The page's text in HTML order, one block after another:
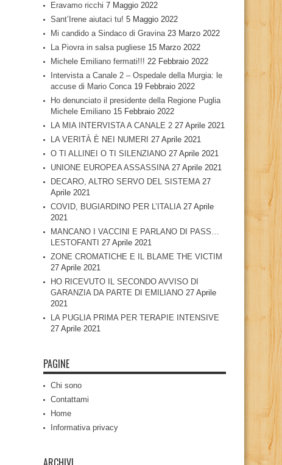
Eravamo ricchi 7 Maggio 2022
Sant’Irene aiutaci tu! 5 Maggio 2022
Mi candido a Sindaco di Gravina 23 Marzo 2022
La Piovra in salsa pugliese 15 Marzo 2022
Michele Emiliano fermati!!! 22 Febbraio 2022
Intervista a Canale 2 – Ospedale della Murgia: le
accuse di Mario Conca 19 Febbraio 2022
Ho denunciato il presidente della Regione Puglia
Michele Emiliano 15 Febbraio 2022
LA MIA INTERVISTA A CANALE 2 27 Aprile 2021
LA VERITÀ È NEI NUMERI 27 Aprile 2021
O TI ALLINEI O TI SILENZIANO 27 Aprile 2021
UNIONE EUROPEA ASSASSINA 27 Aprile 2021
DECARO, ALTRO SERVO DEL SISTEMA 27
Aprile 2021
COVID, BUGIARDINO PER L’ITALIA 27 Aprile
2021
MANCANO I VACCINI E PARLANO DI PASS…
LESTOFANTI 27 Aprile 2021
ZONE CROMATICHE E IL BLAME THE VICTIM
27 Aprile 2021
HO RICEVUTO IL SECONDO AVVISO DI
GARANZIA DA PARTE DI EMILIANO 27 Aprile
2021
LA PUGLIA PRIMA PER TERAPIE INTENSIVE
27 Aprile 2021
PAGINE
Chi sono
Contattami
Home
Informativa privacy